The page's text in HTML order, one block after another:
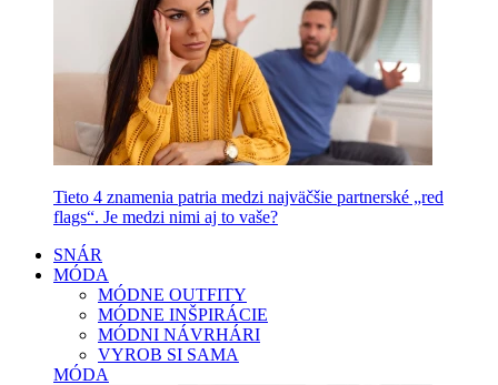
Tieto 4 znamenia patria medzi najväčšie partnerské „red
flags“. Je medzi nimi aj to vaše?
SNÁR
MÓDA
MÓDNE OUTFITY
MÓDNE INŠPIRÁCIE
MÓDNI NÁVRHÁRI
VYROB SI SAMA
MÓDA